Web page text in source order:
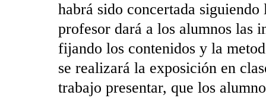
habrá sido concertada
profesor dará a los alumnos las
fijando los contenidos y la
se realizará la exposición en
trabajo presentar, que los